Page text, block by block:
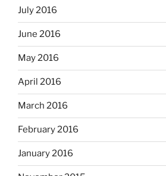
July 2016
June 2016
May 2016
April 2016
March 2016
February 2016
January 2016